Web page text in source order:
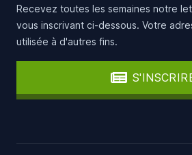
Recevez toutes les semaines notre
vous inscrivant ci-dessous. Votre
utilisée à d'autres fins.